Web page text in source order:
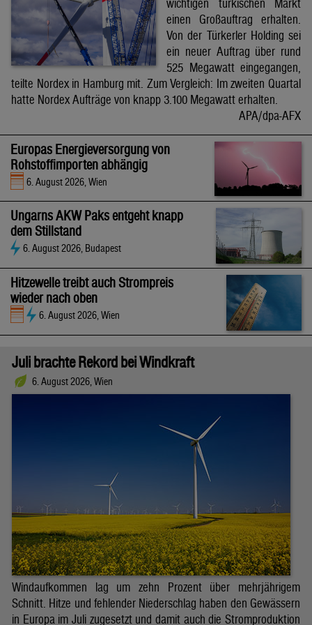
wichtigen türkischen Markt
einen Großauftrag erhalten.
Von der Türkerler Holding sei
ein neuer Auftrag über rund
525 Megawatt eingegangen,
teilte Nordex in Hamburg mit. Zum Vergleich: Im zweiten Quartal
hatte Nordex Aufträge von knapp 3.100 Megawatt erhalten.
APA/dpa-AFX
Europas Energieversorgung von
Rohstoffimporten abhängig
6. August 2026, Wien
Ungarns AKW Paks entgeht knapp
dem Stillstand
6. August 2026, Budapest
Hitzewelle treibt auch Strompreis
wieder nach oben
6. August 2026, Wien
Juli brachte Rekord bei Windkraft
6. August 2026, Wien
Windaufkommen lag um zehn Prozent über mehrjährigem
Schnitt. Hitze und fehlender Niederschlag haben den Gewässern
in Europa im Juli zugesetzt und damit auch die Stromproduktion